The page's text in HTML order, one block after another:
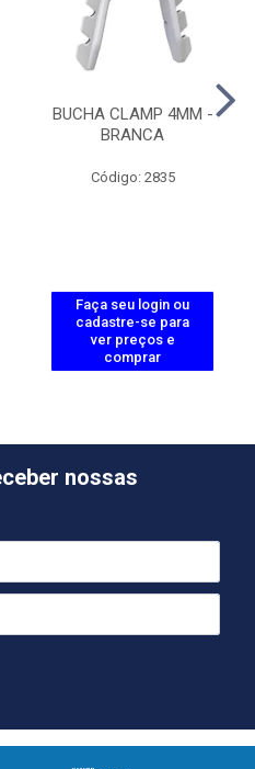
BUCHA CLAMP 4MM -
BRANCA
Código: 2835
Faça seu login ou
cadastre-se para
ver preços e
comprar
nossas